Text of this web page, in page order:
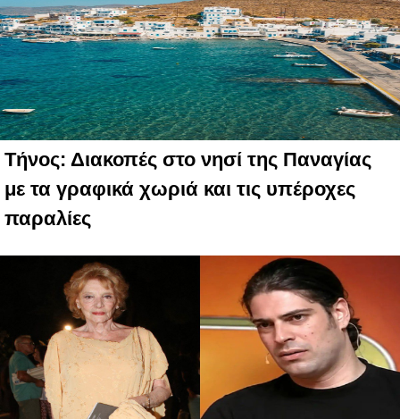
Τήνος: Διακοπές στο νησί της Παναγίας
με τα γραφικά χωριά και τις υπέροχες
παραλίες